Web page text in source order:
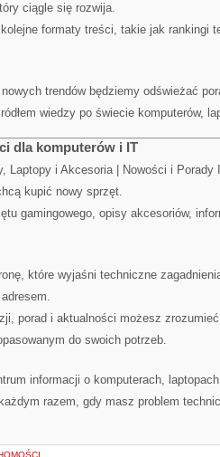
ciągle się rozwija.
formaty treści, takie jak rankingi
trendów będziemy odświeżać
wiedzy po świecie komputerów,
dla komputerów i IT
Laptopy i Akcesoria | Nowości i
kupić nowy sprzęt.
gamingowego, opisy akcesoriów,
które wyjaśni techniczne
porad i aktualności możesz
do swoich potrzeb.
informacji o komputerach,
razem, gdy masz problem